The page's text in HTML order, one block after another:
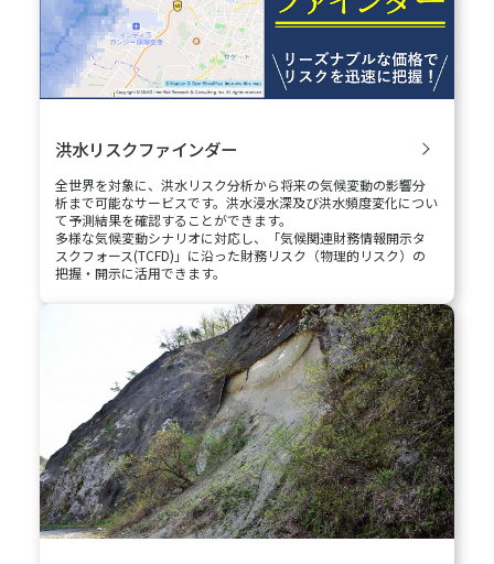
地震、風水災、火山噴火、落雷、積雪等の自然災害ハザードに
ついて、公的な機関から公表されている情報を収集し、報告書と
してまとめるサービスです。
自然災害リスク
定量評価サービス
気候変動リスク分析サービスや自然災害リスク定量評価サービ